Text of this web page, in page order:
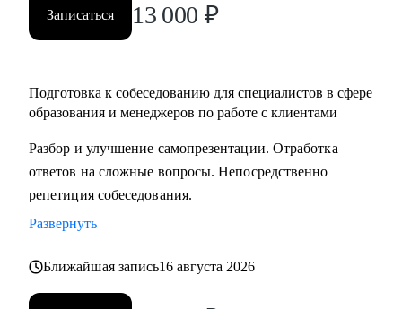
Кому могу помочь:
• Менеджерам по продажам и по работе с клиентами.
• Новичкам, кто только начинает свой путь.
• Опытным специалистам, которые хотят сделать шаг
вперед в своей карьере.
Записаться 13 000 ₽
Подготовка к собеседованию для специалистов в сфере
образования и менеджеров по работе с клиентами
Разбор и улучшение самопрезентации. Отработка
ответов на сложные вопросы. Непосредственно
репетиция собеседования.
Развернуть
Ближайшая запись16 августа 2026